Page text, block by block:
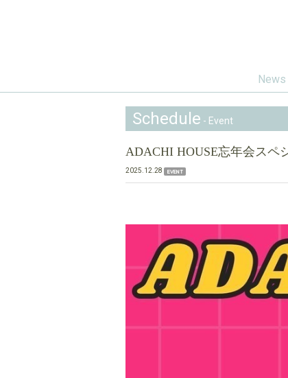
News
Schedule - Event
ADACHI HOUSE忘年会スペ
2025.12.28 EVENT